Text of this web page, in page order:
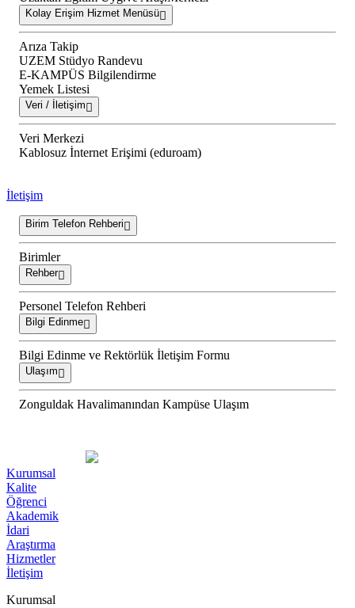
Kolay Erişim Hizmet Menüsü
Arıza Takip
UZEM Stüdyo Randevu
E-KAMPÜS Bilgilendirme
Yemek Listesi
Veri / İletişim
Veri Merkezi
Kablosuz İnternet Erişimi (eduroam)
İletişim
Birim Telefon Rehberi
Birimler
Rehber
Personel Telefon Rehberi
Bilgi Edinme
Bilgi Edinme ve Rektörlük İletişim Formu
Ulaşım
Zonguldak Havalimanından Kampüse Ulaşım
Kurumsal
Kalite
Öğrenci
Akademik
İdari
Araştırma
Hizmetler
İletişim
Kurumsal